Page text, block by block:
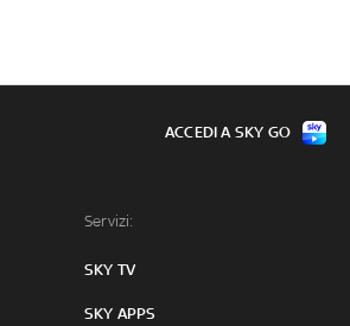
Servizi:
SKY TV
SKY APPS
ACCEDI A SKY GO